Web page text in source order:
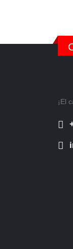
¡El